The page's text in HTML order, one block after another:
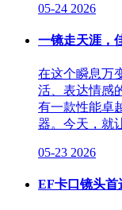
05-24 2026
一镜走天涯，
在这个瞬息万
活、表达情感
有一款性能卓
器。今天，就
05-23 2026
EF卡口镜头首